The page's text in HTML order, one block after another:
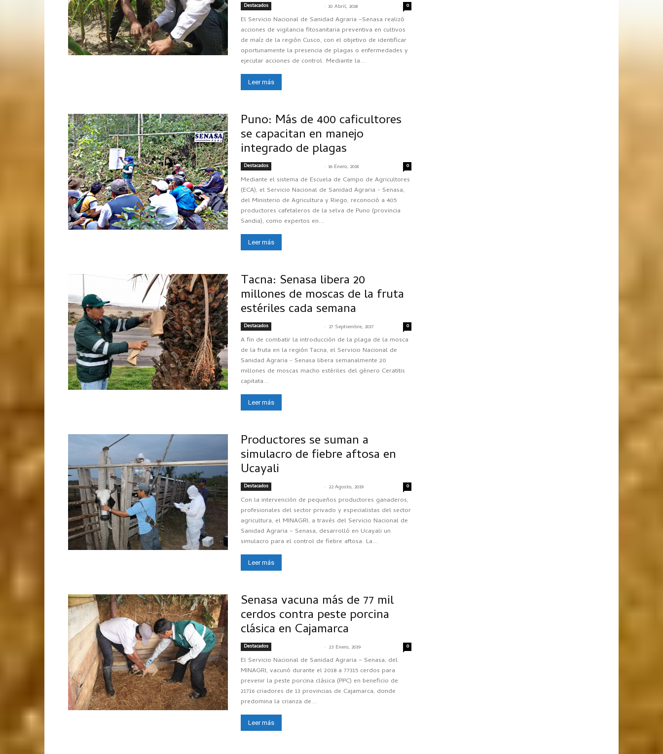
Destacados - 10 Abril, 2018 0
El Servicio Nacional de Sanidad Agraria –Senasa realizó
acciones de vigilancia fitosanitaria preventiva en cultivos
de maíz de la región Cusco, con el objetivo de identificar
oportunamente la presencia de plagas o enfermedades y
ejecutar acciones de control. Mediante la...
Leer más
Puno: Más de 400 caficultores
se capacitan en manejo
integrado de plagas
Destacados - 16 Enero, 2018 0
Mediante el sistema de Escuela de Campo de Agricultores
(ECA), el Servicio Nacional de Sanidad Agraria - Senasa,
del Ministerio de Agricultura y Riego, reconoció a 405
productores cafetaleros de la selva de Puno (provincia
Sandia), como expertos en...
Leer más
Tacna: Senasa libera 20
millones de moscas de la fruta
estériles cada semana
Destacados - 27 Septiembre, 2017 0
A fin de combatir la introducción de la plaga de la mosca
de la fruta en la región Tacna, el Servicio Nacional de
Sanidad Agraria - Senasa libera semanalmente 20
millones de moscas macho estériles del género Ceratitis
capitata...
Leer más
Productores se suman a
simulacro de fiebre aftosa en
Ucayali
Destacados - 22 Agosto, 2019 0
Con la intervención de pequeños productores ganaderos,
profesionales del sector privado y especialistas del sector
agricultura, el MINAGRI, a través del Servicio Nacional de
Sanidad Agraria – Senasa, desarrolló en Ucayali un
simulacro para el control de fiebre aftosa. La...
Leer más
Senasa vacuna más de 77 mil
cerdos contra peste porcina
clásica en Cajamarca
Destacados - 23 Enero, 2019 0
El Servicio Nacional de Sanidad Agraria – Senasa, del
MINAGRI, vacunó durante el 2018 a 77315 cerdos para
prevenir la peste porcina clásica (PPC) en beneficio de
21716 criadores de 13 provincias de Cajamarca, donde
predomina la crianza de...
Leer más